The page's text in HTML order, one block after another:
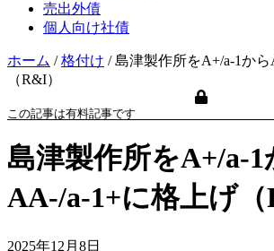
売出外債
個人向け社債
ホーム /格付け /島津製作所をA+/a-1か
（R&I）
この記事は有料記事です
島津製作所をA+/a-1
AA-/a-1+に格上げ（
2025年12月8日